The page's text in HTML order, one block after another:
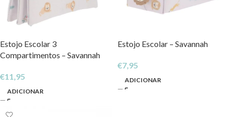
Estojo Escolar 3
Compartimentos – Savannah
€11,95
ADICIONAR
Estojo Escolar – Savannah
€7,95
ADICIONAR